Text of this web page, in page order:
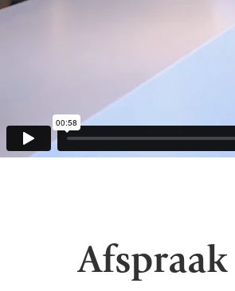
Afspraak